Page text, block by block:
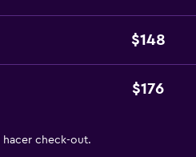
$148
$176
hacer check-out.